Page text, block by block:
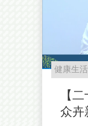
健康生活
【
众卉